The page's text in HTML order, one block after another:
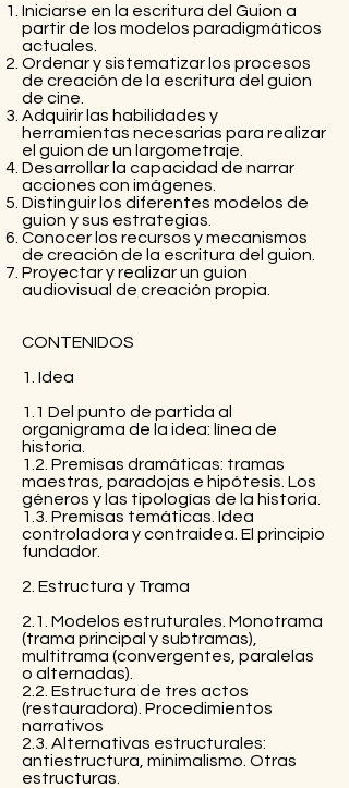
Iniciarse en la escritura del Guion a
partir de los modelos paradigmáticos
actuales.
Ordenar y sistematizar los procesos
de creación de la escritura del guion
de cine.
Adquirir las habilidades y
herramientas necesarias para realizar
el guion de un largometraje.
Desarrollar la capacidad de narrar
acciones con imágenes.
Distinguir los diferentes modelos de
guion y sus estrategias.
Conocer los recursos y mecanismos
de creación de la escritura del guion.
Proyectar y realizar un guion
audiovisual de creación propia.
CONTENIDOS
1. Idea
1.1 Del punto de partida al
organigrama de la idea: línea de
historia.
1.2. Premisas dramáticas: tramas
maestras, paradojas e hipótesis. Los
géneros y las tipologías de la historia.
1.3. Premisas temáticas. Idea
controladora y contraidea. El principio
fundador.
2. Estructura y Trama
2.1. Modelos estruturales. Monotrama
(trama principal y subtramas),
multitrama (convergentes, paralelas
o alternadas).
2.2. Estructura de tres actos
(restauradora). Procedimientos
narrativos
2.3. Alternativas estructurales:
antiestructura, minimalismo. Otras
estructuras.